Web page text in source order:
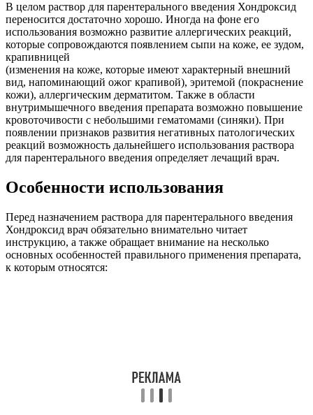
В целом раствор для парентерального введения Хондроксид
переносится достаточно хорошо. Иногда на фоне его
использования возможно развитие аллергических реакций,
которые сопровождаются появлением сыпи на коже, ее зудом,
крапивницей
(изменения на коже, которые имеют характерный внешний
вид, напоминающий ожог крапивой), эритемой (покраснение
кожи), аллергическим дерматитом. Также в области
внутримышечного введения препарата возможно повышение
кровоточивости с небольшими гематомами (синяки). При
появлении признаков развития негативных патологических
реакций возможность дальнейшего использования раствора
для парентерального введения определяет лечащий врач.
Особенности использования
Перед назначением раствора для парентерального введения
Хондроксид врач обязательно внимательно читает
инструкцию, а также обращает внимание на несколько
основных особенностей правильного применения препарата,
к которым относятся: